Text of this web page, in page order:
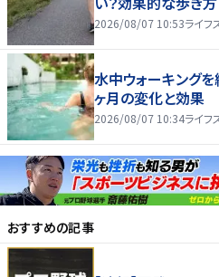
2026/08/07 10:53ライフ
水中ウォーキング
ヶ月の変化と効果
2026/08/07 10:34ライフ
おすすめの記事